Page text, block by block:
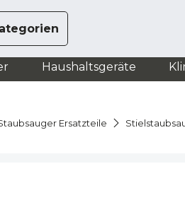
Haushaltsgeräte
Ersatzteile